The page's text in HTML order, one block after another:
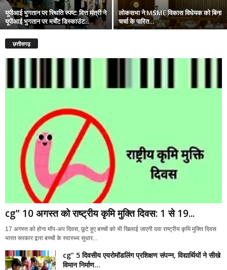
यूपीआई भुगतान पर स्थिति स्पष्ट: वित्त मंत्री ने
यूपीआई भुगतान पर मर्चेंट डिस्काउंट...
लोकसभा ने MSME विकास विधेयक को बिना
चर्चा के पारित…
छत्तीसगढ़
cg” 10 अगस्त को राष्ट्रीय कृमि मुक्ति दिवस: 1 से 19...
17 अगस्त को होगा मॉप-अप दिवस, छूटे हुए बच्चों को भी खिलाई जाएगी दवा राष्ट्रीय कृमि मुक्ति दिवस
भारत सरकार द्वारा बच्चों के स्वास्थ्य सुधार...
cg” 5 दिवसीय एयरोमॉडलिंग प्रशिक्षण संपन्न, विद्यार्थियों ने सीखे
विमान निर्माण...